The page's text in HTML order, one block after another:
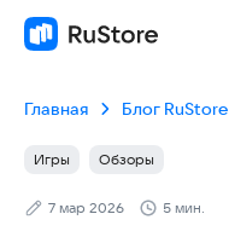
Главная Блог RuStore
Игры Обзоры
7 мар 2026 5 мин.